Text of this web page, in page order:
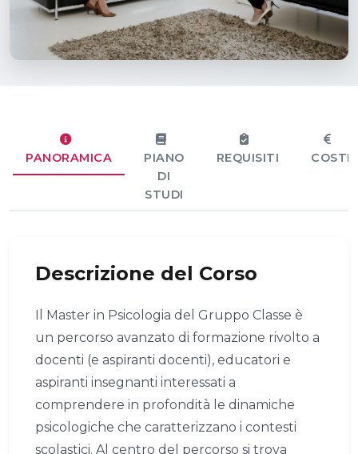
PANORAMICA
PIANO
DI
STUDI
REQUISITI COSTI
Descrizione del Corso
Il Master in Psicologia del Gruppo Classe è
un percorso avanzato di formazione rivolto a
docenti (e aspiranti docenti), educatori e
aspiranti insegnanti interessati a
comprendere in profondità le dinamiche
psicologiche che caratterizzano i contesti
scolastici. Al centro del percorso si trova